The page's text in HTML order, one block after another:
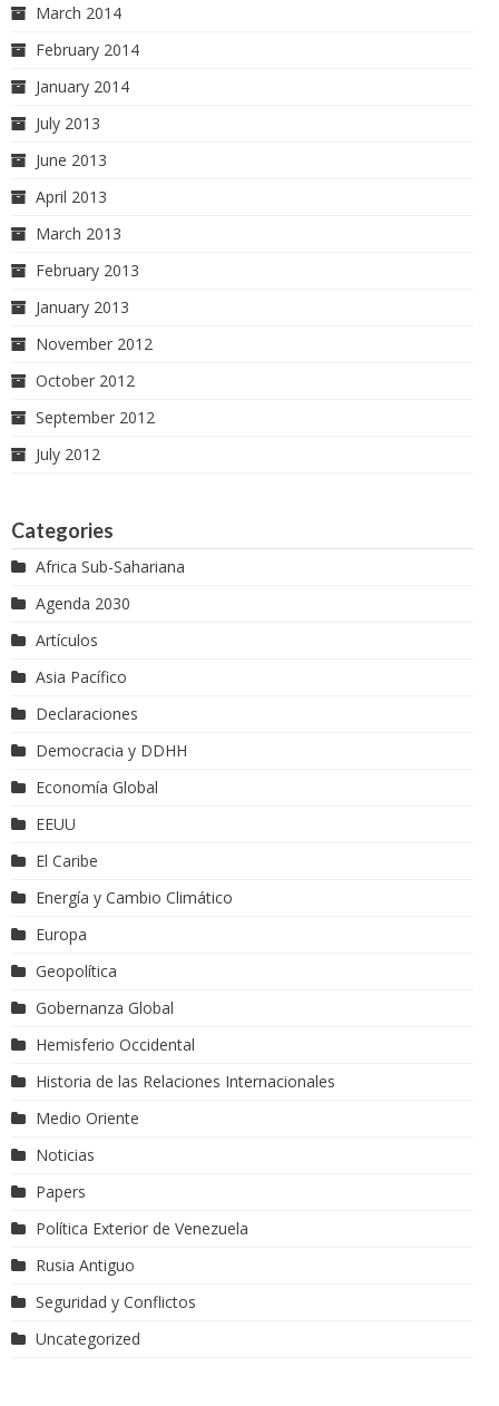
March 2014
February 2014
January 2014
July 2013
June 2013
April 2013
March 2013
February 2013
January 2013
November 2012
October 2012
September 2012
July 2012
Categories
Africa Sub-Sahariana
Agenda 2030
Artículos
Asia Pacífico
Declaraciones
Democracia y DDHH
Economía Global
EEUU
El Caribe
Energía y Cambio Climático
Europa
Geopolítica
Gobernanza Global
Hemisferio Occidental
Historia de las Relaciones Internacionales
Medio Oriente
Noticias
Papers
Política Exterior de Venezuela
Rusia Antiguo
Seguridad y Conflictos
Uncategorized